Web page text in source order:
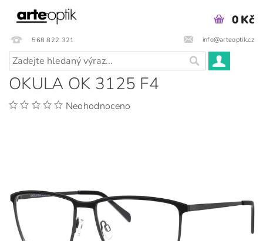
568 822 321 info@arteoptik.cz
0 Kč
OKULA OK 3125 F4
Neohodnoceno